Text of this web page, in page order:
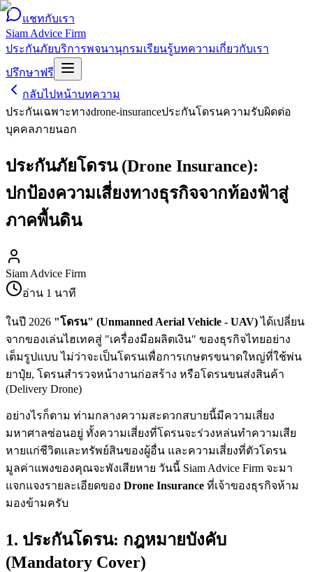
แชทกับเรา
Siam Advice Firm
ประกันภัยบริการพจนานุกรมเรียนรู้บทความเกี่ยวกับเรา
ปรึกษาฟรี
กลับไปหน้าบทความ
ประกันเฉพาะทางdrone-insuranceประกันโดรนความรับผิดต่อ
บุคคลภายนอก
ประกันภัยโดรน (Drone Insurance):
ปกป้องความเสี่ยงทางธุรกิจจากท้องฟ้าสู่
ภาคพื้นดิน
Siam Advice Firm
อ่าน 1 นาที
ในปี 2026 "โดรน" (Unmanned Aerial Vehicle - UAV)ได้เปลี่ยน
จากของเล่นไฮเทคสู่ "เครื่องมือผลิตเงิน" ของธุรกิจไทยอย่าง
เต็มรูปแบบ ไม่ว่าจะเป็นโดรนเพื่อการเกษตรขนาดใหญ่ที่ใช้พ่น
ยาปุ๋ย, โดรนสำรวจหน้างานก่อสร้าง หรือโดรนขนส่งสินค้า
(Delivery Drone)
อย่างไรก็ตาม ท่ามกลางความสะดวกสบายนี้มีความเสี่ยง
มหาศาลซ่อนอยู่ ทั้งความเสี่ยงที่โดรนจะร่วงหล่นทำความเสีย
หายแก่ชีวิตและทรัพย์สินของผู้อื่น และความเสี่ยงที่ตัวโดรน
มูลค่าแพงของคุณจะพังเสียหาย วันนี้ Siam Advice Firm จะมา
แจกแจงรายละเอียดของ Drone Insurance ที่เจ้าของธุรกิจห้าม
มองข้ามครับ
1. ประกันโดรน: กฎหมายบังคับ
(Mandatory Cover)